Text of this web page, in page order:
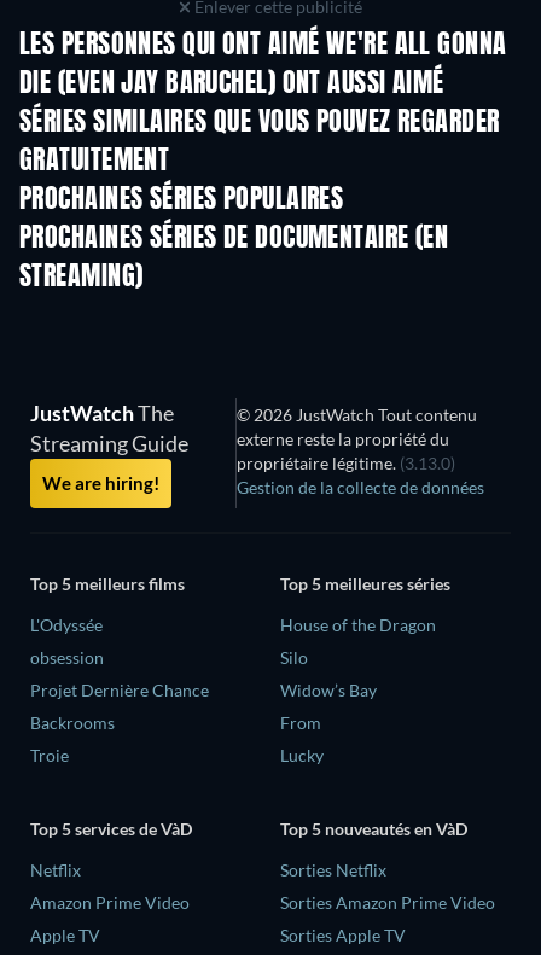
Enlever cette publicité
LES PERSONNES QUI ONT AIMÉ WE'RE ALL GONNA
DIE (EVEN JAY BARUCHEL) ONT AUSSI AIMÉ
Série Série
SÉRIES SIMILAIRES QUE VOUS POUVEZ REGARDER
GRATUITEMENTSérie
PROCHAINES SÉRIES POPULAIRES
Série Série
PROCHAINES SÉRIES DE DOCUMENTAIRE (EN
STREAMING)Saison 1
JustWatchThe
Streaming Guide
We are hiring!
© 2026 JustWatch Tout contenu
externe reste la propriété du
propriétaire légitime. (3.13.0)
Gestion de la collecte de données
Top 5 meilleurs films
L'Odyssée
obsession
Projet Dernière Chance
Backrooms
Troie
Top 5 meilleures séries
House of the Dragon
Silo
Widow’s Bay
From
Lucky
Top 5 services de VàD
Netflix
Amazon Prime Video
Apple TV
Top 5 nouveautés en VàD
Sorties Netflix
Sorties Amazon Prime Video
Sorties Apple TV